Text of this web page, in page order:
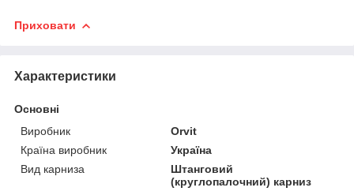
Приховати
Характеристики
Основні
Виробник
Orvit
Країна виробник
Україна
Вид карниза
Штанговий
(круглопалочний) карниз